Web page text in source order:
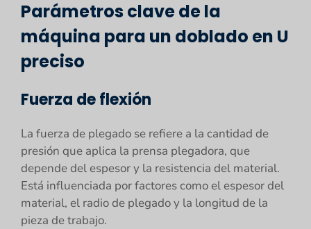
Parámetros clave de la
máquina para un doblado en U
preciso
Fuerza de flexión
La fuerza de plegado se refiere a la cantidad de
presión que aplica la prensa plegadora, que
depende del espesor y la resistencia del material.
Está influenciada por factores como el espesor del
material, el radio de plegado y la longitud de la
pieza de trabajo.